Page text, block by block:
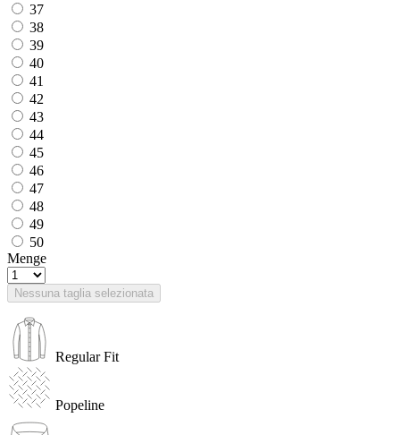
37
38
39
40
41
42
43
44
45
46
47
48
49
50
Menge
Nessuna taglia selezionata
Regular Fit
Popeline